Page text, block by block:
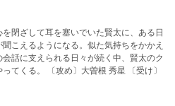
閉ざして耳を塞いでいた賢太に、ある日
こえるようになる。似た気持ちをかかえ
話に支えられる日々が続く中、賢太のク
大曽根 秀星 〔受け〕